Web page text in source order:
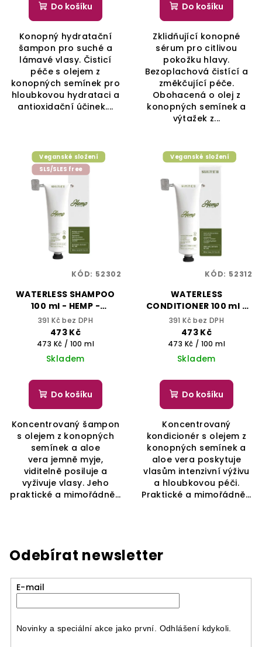
Do košíku
Konopný hydratační
šampon pro suché a
lámavé vlasy. Čisticí
péče s olejem z
konopných semínek pro
hloubkovou hydrataci a
antioxidační účinek....
Do košíku
Zklidňující konopné
sérum pro citlivou
pokožku hlavy.
Bezoplachová čistící a
změkčující péče.
Obohacená o olej z
konopných semínek a
výtažek z...
Veganské složení
SLS/SLES free
WATERLESS SHAMPOO
100 ml - HEMP -
SELECTIVE
PROFESSIONAL
391 Kč bez DPH
473 Kč
Měrná
cena:
473 Kč / 100 ml
Skladem
Do košíku
Koncentrovaný šampon
s olejem z konopných
semínek a aloe
vera jemně myje,
viditelně posiluje a
vyživuje vlasy. Jeho
praktické a mimořádně...
KÓD: 52302
Veganské složení
WATERLESS
CONDITIONER 100 ml -
HEMP - SELECTIVE
PROFESSIONAL
391 Kč bez DPH
473 Kč
Měrná
cena:
473 Kč / 100 ml
Skladem
Do košíku
Koncentrovaný
kondicionér s olejem z
konopných semínek a
aloe vera poskytuje
vlasům intenzivní výživu
a hloubkovou péči.
Praktické a mimořádně...
KÓD: 52312
Odebírat newsletter
E-mail
Novinky a speciální akce jako první. Odhlášení kdykoli.